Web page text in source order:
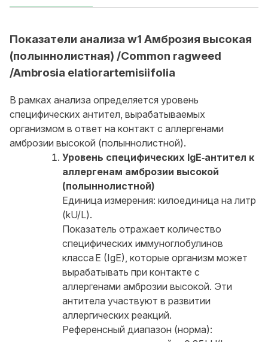
Показатели анализа w1 Амброзия высокая
(полыннолистная) /Common ragweed
/Ambrosia elatiorartemisiifolia
В рамках анализа определяется уровень
специфических антител, вырабатываемых
организмом в ответ на контакт с аллергенами
амброзии высокой (полыннолистной).
Уровень специфических IgE‑антител к
аллергенам амброзии высокой
(полыннолистной)
Единица измерения: килоединица на литр
(kU/L).
Показатель отражает количество
специфических иммуноглобулинов
класса E (IgE), которые организм может
вырабатывать при контакте с
аллергенами амброзии высокой. Эти
антитела участвуют в развитии
аллергических реакций.
Референсный диапазон (норма):